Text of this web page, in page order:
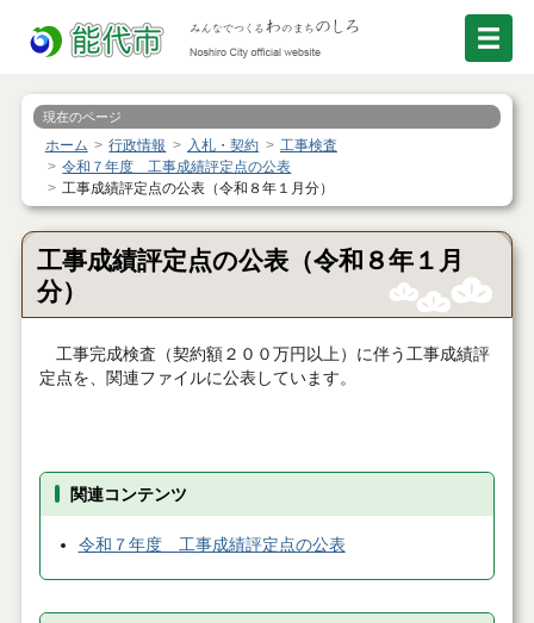
現在のページ
ホーム 行政情報 入札・契約
工事検査
令和７年度 工事成績評定点の公表
工事成績評定点の公表（令和８年１月分）
工事成績評定点の公表（令和８年１月
分）
工事完成検査（契約額２００万円以上）に伴う工事成績評
定点を、関連ファイルに公表しています。
関連コンテンツ
令和７年度 工事成績評定点の公表